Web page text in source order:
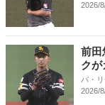
2026/
前
クが
パ・
2026/